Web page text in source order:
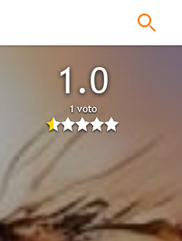
1.0
1 voto